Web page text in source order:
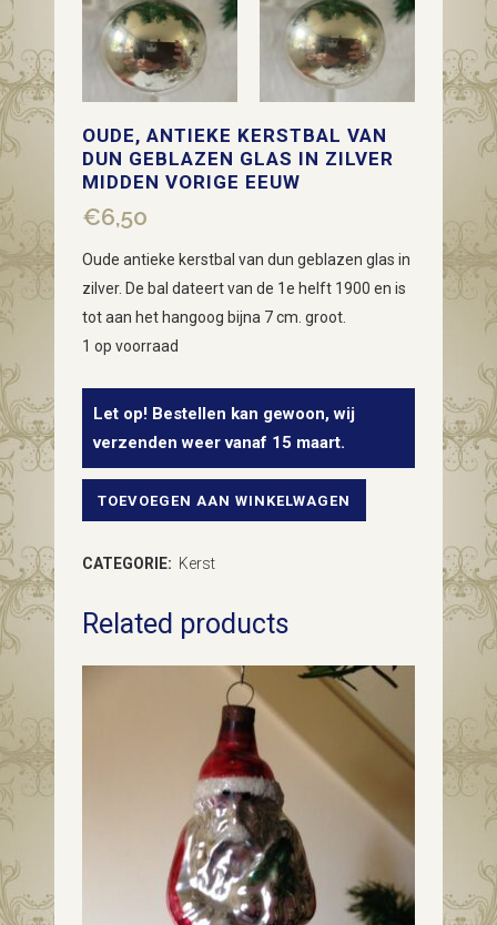
OUDE, ANTIEKE KERSTBAL VAN
DUN GEBLAZEN GLAS IN ZILVER
MIDDEN VORIGE EEUW
€6,50
Oude antieke kerstbal van dun geblazen glas in
zilver. De bal dateert van de 1e helft 1900 en is
tot aan het hangoog bijna 7 cm. groot.
1 op voorraad
Let op! Bestellen kan gewoon, wij
verzenden weer vanaf 15 maart.
Oude,
van
dun
TOEVOEGEN AAN WINKELWAGEN
CATEGORIE: Kerst
Related products